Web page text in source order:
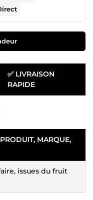
✅ LIVRAISON
RAPIDE
MARQUE,
issues du fruit